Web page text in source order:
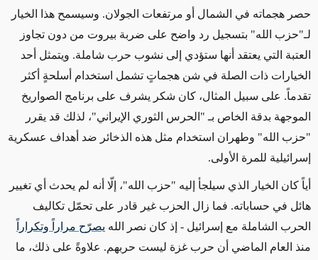
حصر هجماته في الشمال أو مرتفعات الجولان. وسيسمح هذا الخيار
لـ"حزب الله" بتسجيل رد واضح على ضربة بيروت من دون تجاوز
العتبة التي يعتقد أنها ستؤدي إلى نشوب حرب شاملة. ويتمثل أحد
الخيارات ذات الصلة في شن هجماتٍ تشمل استخدام أسلحةٍ أكثر
تقدماً. على سبيل المثال، كان شكر يشرف على برنامج الصواريخ
الموجهة بدقة الخاص بـ "الحرس الثوري الإيراني"، لذلك قد يقرر
"حزب الله" وطهران استخدام مثل هذه الذخائر ضد أهداف عسكرية
إسرائيلية للمرة الأولى.
أياً كان الخيار الذي سيلجأ إليه "حزب الله"، إلّا أنه لم يحدث أي تغيير
هائل في حساباته. فما زال الحزب غير قادر على تحمّل تكاليف
الحرب الشاملة مع إسرائيل - إذ كان نصر الله يصرّح مراراً وتكراراً
منذ العام الماضي أن حرب غزة ليست حربهم. علاوةً على ذلك، ما